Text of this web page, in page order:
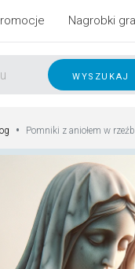
Nagrobki
wyszukaj
• Pomniki z aniołem w